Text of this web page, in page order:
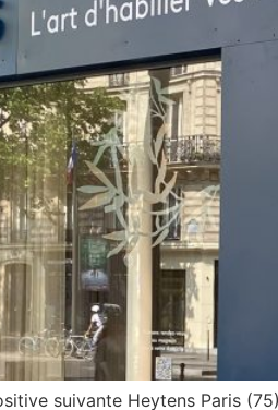
suivante Heytens Paris